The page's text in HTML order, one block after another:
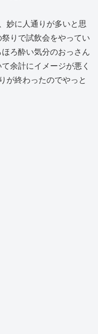
妙に人通りが多いと思
りで試飲会をやってい
ろ酔い気分のおっさん
余計にイメージが悪く
が終わったのでやっと